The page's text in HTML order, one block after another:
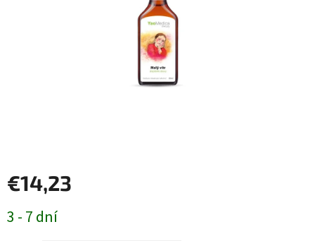
€14,23
cena:
3 - 7 dní